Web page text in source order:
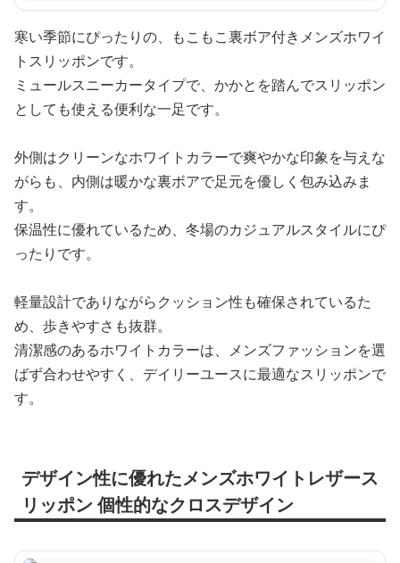
寒い季節にぴったりの、もこもこ裏ボア付きメンズホワイ
トスリッポンです。
ミュールスニーカータイプで、かかとを踏んでスリッポン
としても使える便利な一足です。
外側はクリーンなホワイトカラーで爽やかな印象を与えな
がらも、内側は暖かな裏ボアで足元を優しく包み込みま
す。
保温性に優れているため、冬場のカジュアルスタイルにぴ
ったりです。
軽量設計でありながらクッション性も確保されているた
め、歩きやすさも抜群。
清潔感のあるホワイトカラーは、メンズファッションを選
ばず合わせやすく、デイリーユースに最適なスリッポンで
す。
デザイン性に優れたメンズホワイトレザース
リッポン 個性的なクロスデザイン